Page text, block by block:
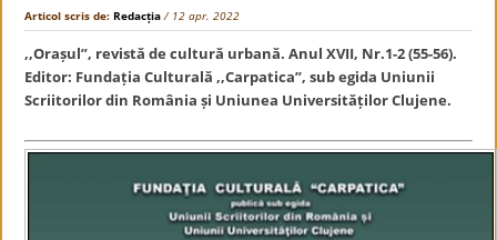
Articol scris de:Redacția / 12 apr. 2022
,,Orașul”, revistă de cultură urbană. Anul XVII, Nr.1-2 (55-56).
Editor: Fundația Culturală ,,Carpatica”, sub egida Uniunii
Scriitorilor din România și Uniunea Universităților Clujene.